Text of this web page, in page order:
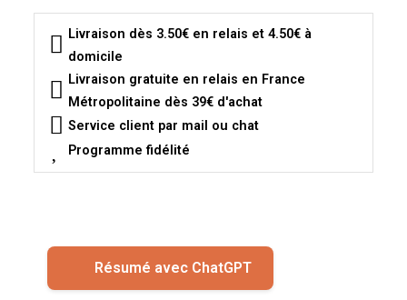
Livraison dès 3.50€ en relais et 4.50€ à
domicile
Livraison gratuite en relais en France
Métropolitaine dès 39€ d'achat
Service client par mail ou chat
Programme fidélité
Résumé avec ChatGPT